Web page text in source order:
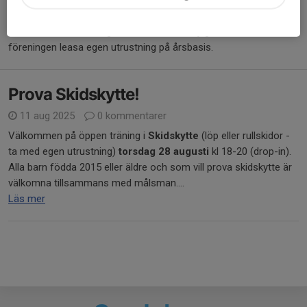
föreningen leasa egen utrustning på årsbasis.
Prova Skidskytte!
11 aug 2025
0 kommentarer
Välkommen på öppen träning i Skidskytte (löp eller rullskidor -
ta med egen utrustning) torsdag 28 augusti kl 18-20 (drop-in).
Alla barn födda 2015 eller äldre och som vill prova skidskytte är
välkomna tillsammans med målsman....
Läs mer